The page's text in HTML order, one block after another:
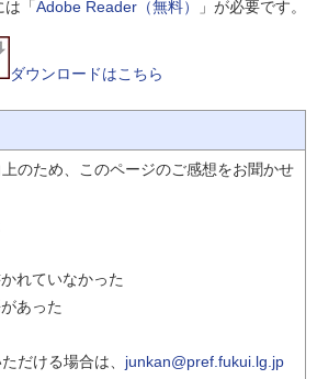
「Adobe Reader（無料） 」が必要です。
ダウンロードはこちら
のため、このページのご感想をお聞かせ
れていなかった
あった
だける場合は、 junkan@pref.fukui.lg.jp